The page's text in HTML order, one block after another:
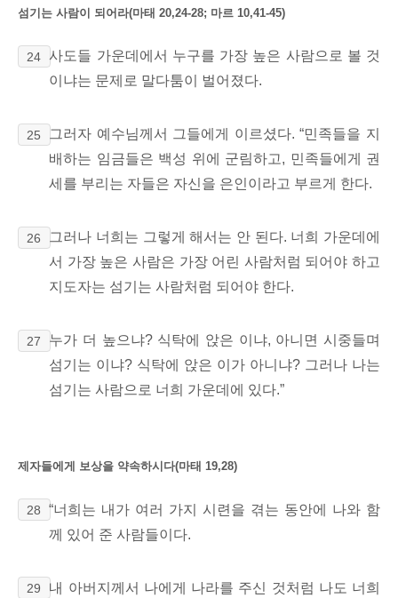
섬기는 사람이 되어라(마태 20,24-28; 마르 10,41-45)
24
사도들 가운데에서 누구를 가장 높은 사람으로 볼 것
이냐는 문제로 말다툼이 벌어졌다.
25
그러자 예수님께서 그들에게 이르셨다. “민족들을 지
배하는 임금들은 백성 위에 군림하고, 민족들에게 권
세를 부리는 자들은 자신을 은인이라고 부르게 한다.
26
그러나 너희는 그렇게 해서는 안 된다. 너희 가운데에
서 가장 높은 사람은 가장 어린 사람처럼 되어야 하고
지도자는 섬기는 사람처럼 되어야 한다.
27
누가 더 높으냐? 식탁에 앉은 이냐, 아니면 시중들며
섬기는 이냐? 식탁에 앉은 이가 아니냐? 그러나 나는
섬기는 사람으로 너희 가운데에 있다.”
제자들에게 보상을 약속하시다(마태 19,28)
28
“너희는 내가 여러 가지 시련을 겪는 동안에 나와 함
께 있어 준 사람들이다.
29
내 아버지께서 나에게 나라를 주신 것처럼 나도 너희